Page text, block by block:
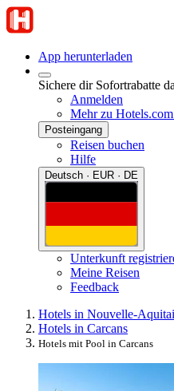
App herunterladen
Sichere dir Sofortrabatte
Anmelden
Mehr zu
Posteingang
Reisen buchen
Hilfe
Deutsch · EUR · DE
Unterkunft
Meine Reisen
Feedback
Hotels in Nouvelle-
Hotels in Carcans
Hotels mit Pool in Carcans